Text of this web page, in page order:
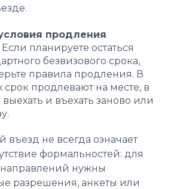
продления
Если планируете остаться
безвизового срока,
правила продления. В
срок продлевают на месте, в
и въехать заново или
въезд не всегда означает
формальностей: для
нужны
разрешения, анкеты или